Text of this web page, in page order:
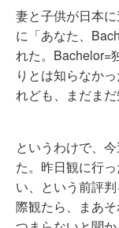
妻と子供が日本
に「あなた、
れた。Bachelor=
りとは知らなか
れども、まだまだ
というわけで、
た。昨日観に行
い、という前評
際観たら、まあ